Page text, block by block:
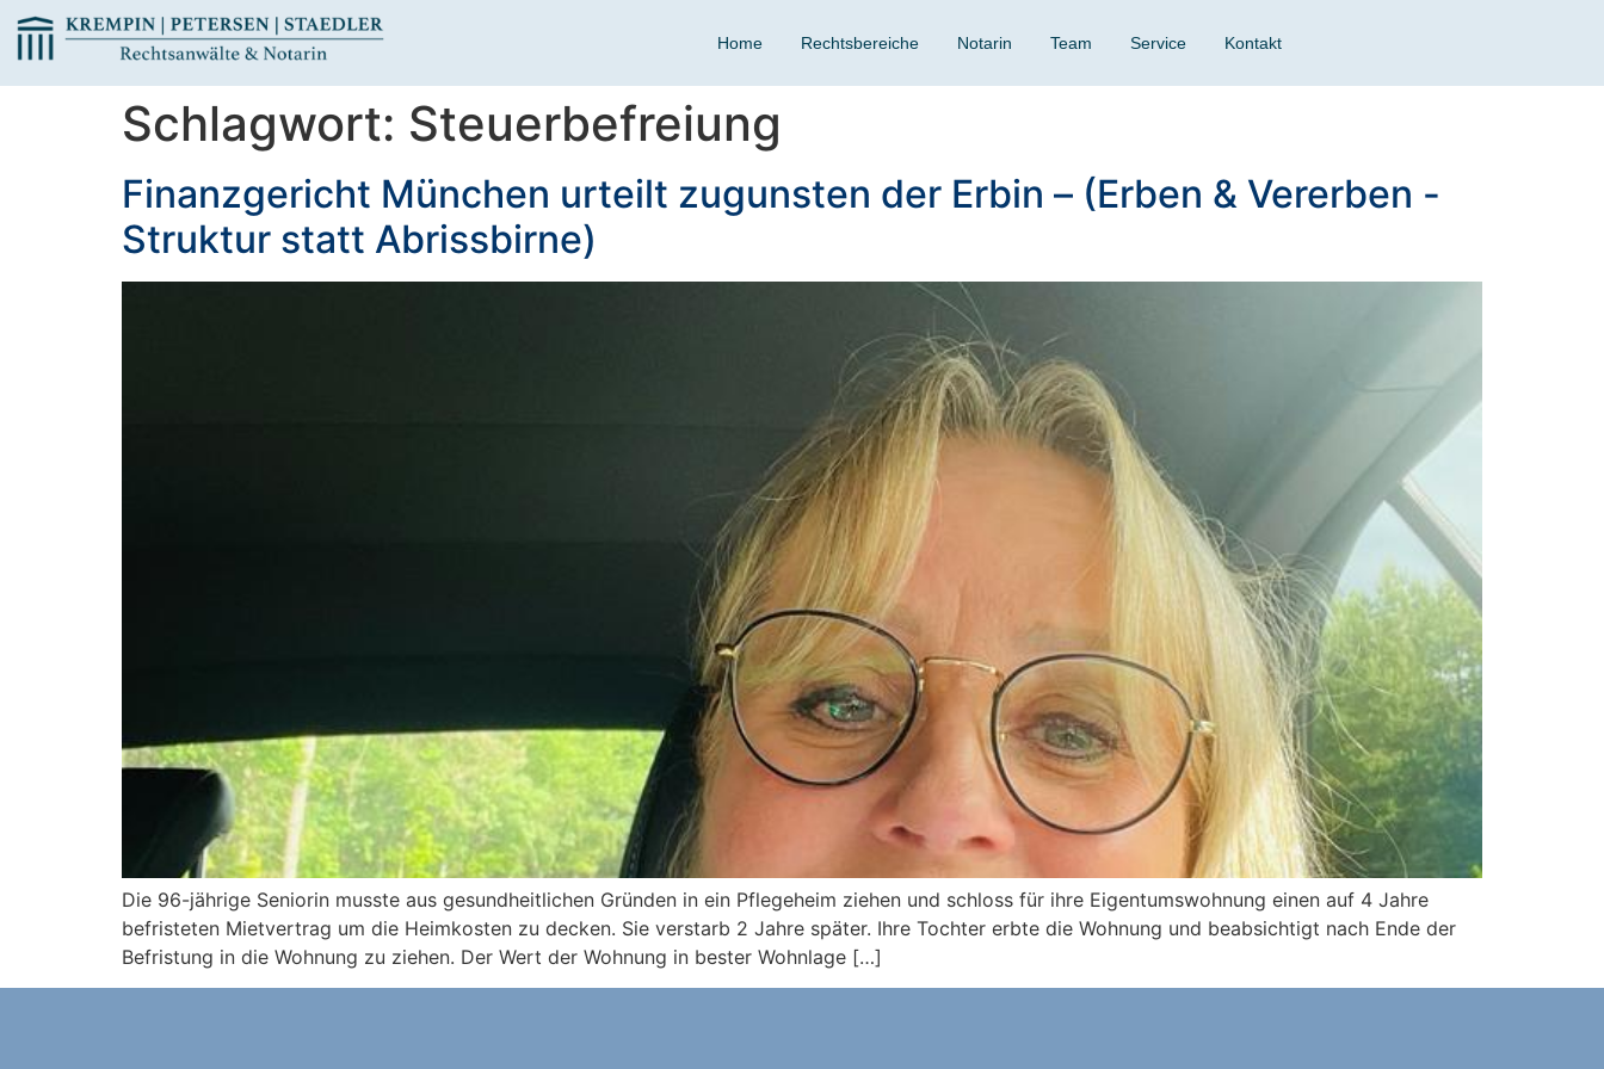
Home Rechtsbereiche Notarin Team Service Kontakt
Schlagwort: Steuerbefreiung
Finanzgericht München urteilt zugunsten der Erbin – (Erben & Vererben -
Struktur statt Abrissbirne)
Die 96-jährige Seniorin musste aus gesundheitlichen Gründen in ein Pflegeheim ziehen und schloss für ihre Eigentumswohnung einen auf 4 Jahre
befristeten Mietvertrag um die Heimkosten zu decken. Sie verstarb 2 Jahre später. Ihre Tochter erbte die Wohnung und beabsichtigt nach Ende der
Befristung in die Wohnung zu ziehen. Der Wert der Wohnung in bester Wohnlage […]